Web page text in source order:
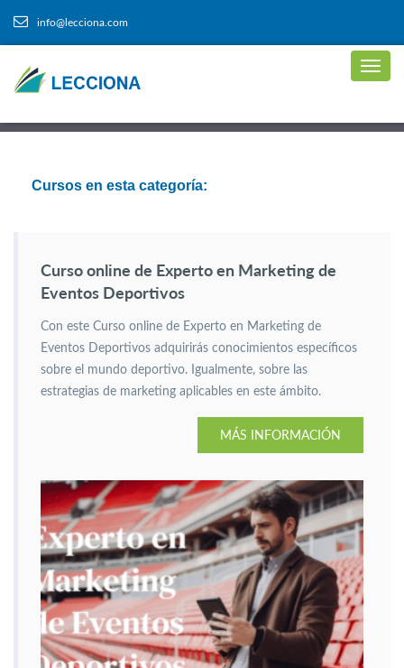
info@lecciona.com
Cursos en esta categoría:
Curso online de Experto en Marketing de
Eventos Deportivos
Con este Curso online de Experto en Marketing de
Eventos Deportivos adquirirás conocimientos específicos
sobre el mundo deportivo. Igualmente, sobre las
estrategias de marketing aplicables en este ámbito.
MÁS INFORMACIÓN